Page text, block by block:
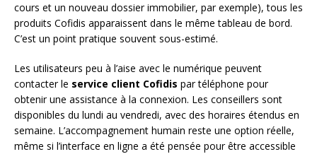
cours et un nouveau dossier immobilier, par exemple), tous les
produits Cofidis apparaissent dans le même tableau de bord.
C’est un point pratique souvent sous-estimé.
Les utilisateurs peu à l’aise avec le numérique peuvent
contacter le service client Cofidis par téléphone pour
obtenir une assistance à la connexion. Les conseillers sont
disponibles du lundi au vendredi, avec des horaires étendus en
semaine. L’accompagnement humain reste une option réelle,
même si l’interface en ligne a été pensée pour être accessible